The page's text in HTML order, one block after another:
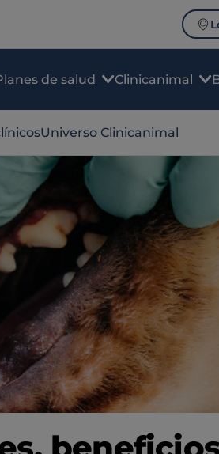
de salud Clinicanimal
Universo Clinicanimal